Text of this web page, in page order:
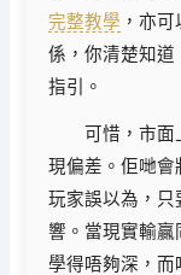
完整教學 ，亦
係，你清楚知
指引。
可惜，市面
現偏差。佢哋會
玩家誤以為，只
響。當現實輸贏
學得唔夠深，而